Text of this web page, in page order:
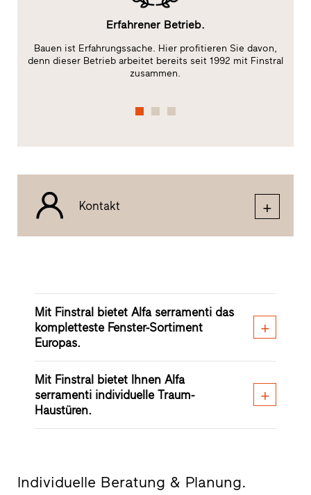
Erfahrener Betrieb.
Bauen ist Erfahrungssache. Hier profitieren Sie davon,
denn dieser Betrieb arbeitet bereits seit 1992 mit Finstral
zusammen.
Kontakt
Mit Finstral bietet Alfa serramenti das
kompletteste Fenster-Sortiment
Europas.
Mit Finstral bietet Ihnen Alfa
serramenti individuelle Traum-
Haustüren.
Individuelle Beratung & Planung.